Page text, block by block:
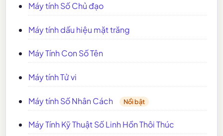
Máy tính Số Chủ đạo
Máy tính dấu hiệu mặt trăng
Máy Tính Con Số Tên
Máy tính Tử vi
Máy tính Số Nhân Cách Nổi bật
Máy Tính Kỹ Thuật Số Linh Hồn Thôi Thúc